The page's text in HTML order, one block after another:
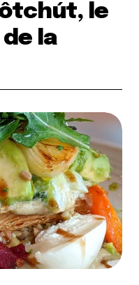
le
la